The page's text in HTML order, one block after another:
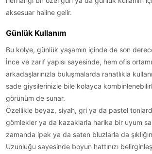
aksesuar haline gelir.
Günlük Kullanım
Bu kolye, günlük yaşamın içinde de son
İnce ve zarif yapısı sayesinde, hem ofis
arkadaşlarınızla buluşmalarda rahatlıkla
sade giysilerinizle bile kolayca
görünüm de sunar.
Özellikle beyaz, siyah, gri ya da pastel
gömlekler ya da kazaklarla harika bir uyum
zamanda ipek ya da saten bluzlarla da
Uzunluğu sayesinde boyun hattınızı